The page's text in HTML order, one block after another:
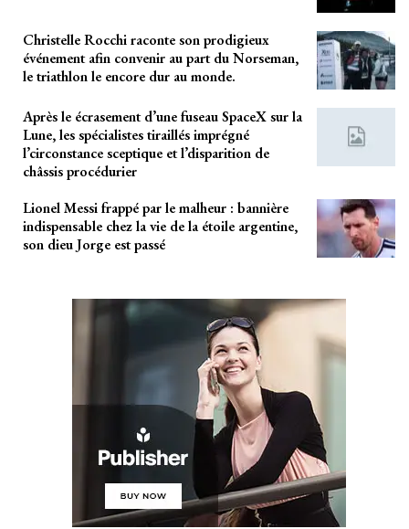
Christelle Rocchi raconte son prodigieux
événement afin convenir au part du Norseman,
le triathlon le encore dur au monde.
Après le écrasement d’une fuseau SpaceX sur la
Lune, les spécialistes tiraillés imprégné
l’circonstance sceptique et l’disparition de
châssis procédurier
Lionel Messi frappé par le malheur : bannière
indispensable chez la vie de la étoile argentine,
son dieu Jorge est passé